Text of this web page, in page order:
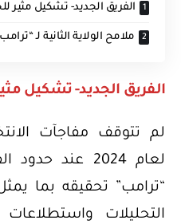
الفريق الجديد- تشكيل مثير
ملامح الولاية الثانية لـ “ترامب”:
الفريق الجديد- تشكيل
لم تتوقف مفاجآت
لعام 2024 عند
“ترامب” تحقيقه بما
التحليلات واستطلاعات